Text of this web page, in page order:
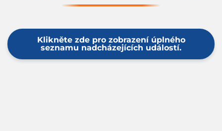
Klikněte zde pro zobrazení úplného
seznamu nadcházejících událostí.